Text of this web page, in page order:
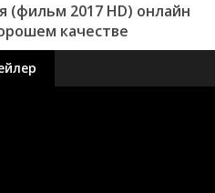
(фильм 2017 HD) онлайн
качестве